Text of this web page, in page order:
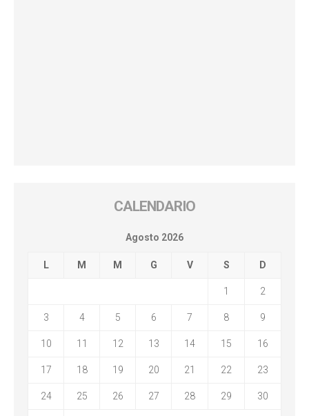
CALENDARIO
Agosto 2026
L M M G V S D
1 2
3 4 5 6 7 8 9
10 11 12 13 14 15 16
17 18 19 20 21 22 23
24 25 26 27 28 29 30